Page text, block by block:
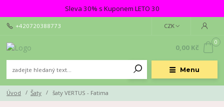
Sleva 30% s Kuponem LETO 30
Menu
CZK
+420720388773
0
0,00 Kč
Úvod Šaty šaty VERTUS - Fatima